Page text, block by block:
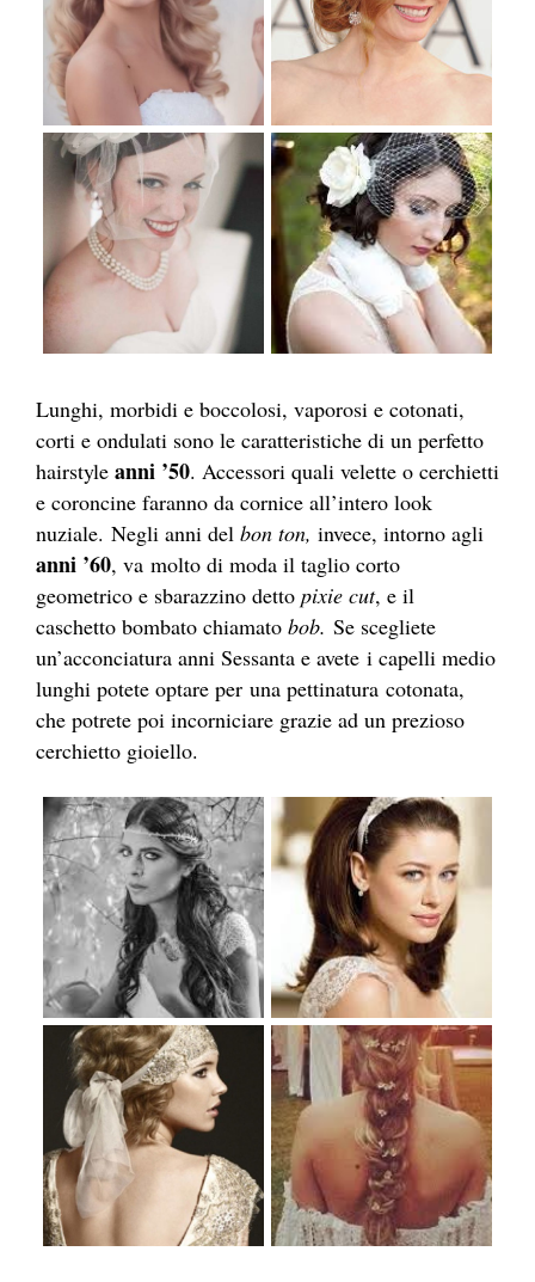
Lunghi, morbidi e boccolosi, vaporosi e cotonati,
corti e ondulati sono le caratteristiche di un perfetto
hairstyle anni ’50. Accessori quali velette o cerchietti
e coroncine faranno da cornice all’intero look
nuziale. Negli anni del bon ton, invece, intorno agli
anni ’60, va molto di moda il taglio corto
geometrico e sbarazzino detto pixie cut, e il
caschetto bombato chiamato bob. Se scegliete
un’acconciatura anni Sessanta e avete i capelli medio
lunghi potete optare per una pettinatura cotonata,
che potrete poi incorniciare grazie ad un prezioso
cerchietto gioiello.